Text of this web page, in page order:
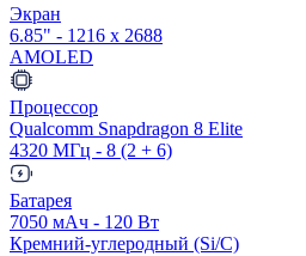
Экран
6.85" - 1216 x 2688
AMOLED
Процессор
Qualcomm Snapdragon 8 Elite
4320 МГц - 8 (2 + 6)
Батарея
7050 мАч - 120 Вт
Кремний-углеродный (Si/C)